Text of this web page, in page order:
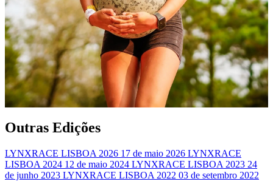
Outras Edições
LYNXRACE LISBOA 2026 17 de maio 2026 LYNXRACE
LISBOA 2024 12 de maio 2024 LYNXRACE LISBOA 2023 24
de junho 2023 LYNXRACE LISBOA 2022 03 de setembro 2022